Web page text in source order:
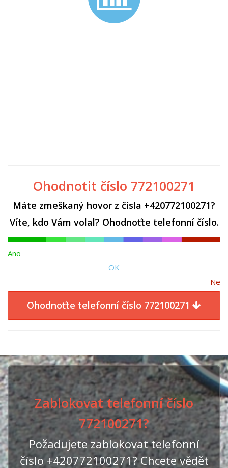
Ohodnotit číslo 772100271
Máte zmeškaný hovor z čísla +420772100271?
Víte, kdo Vám volal? Ohodnoťte telefonní číslo.
Ano
OK
Ne
Ohodnoťte telefonní číslo 772100271
Zablokovat telefonní číslo
772100271?
Požadujete zablokovat telefonní
číslo +420772100271? Chcete vědět